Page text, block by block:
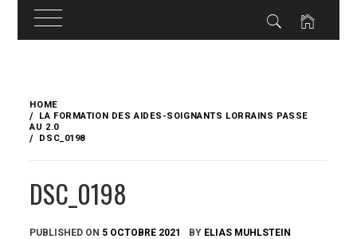
content
HOME
LA FORMATION DES AIDES-SOIGNANTS LORRAINS PASSE
AU 2.0
DSC_0198
DSC_0198
PUBLISHED ON 5 OCTOBRE 2021 BY ELIAS MUHLSTEIN